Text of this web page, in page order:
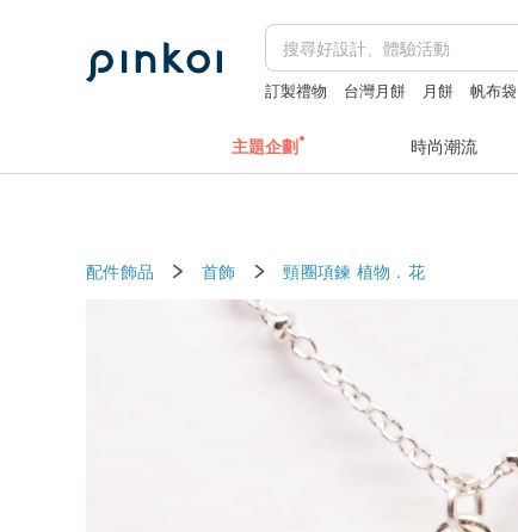
訂製禮物 台灣月餅 月餅 帆布袋
主題企劃 時尚潮流
配件飾品 首飾 頸圈項鍊 植物．花